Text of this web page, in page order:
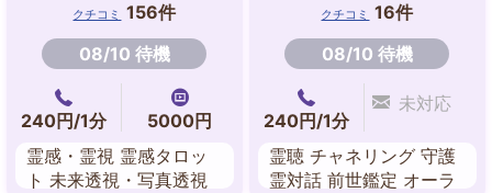
クチコミ
156件
08/10 待機
240円/1分
5000円
霊感・霊視 霊感タロッ
ト 未来透視・写真透視
クチコミ
16件
08/10 待機
240円/1分
未対応
霊聴 チャネリング 守護
霊対話 前世鑑定 オーラ